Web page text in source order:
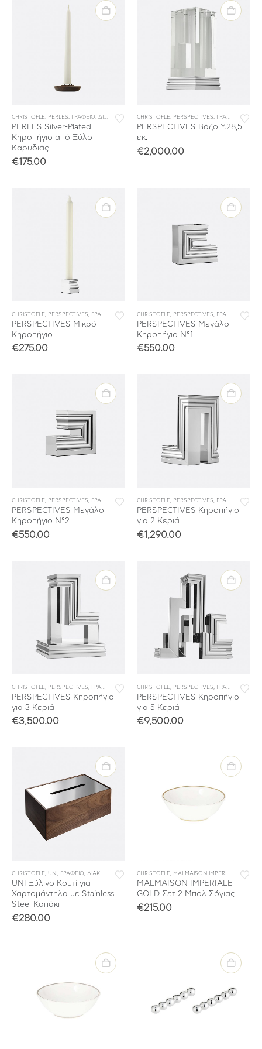
CHRISTOFLE, PERLES, ΓΡΑΦΕΙΟ, ΔΙΑΚΟΣΜΗΣΗ ,ΕΙΔΗ ΓΙΑ ΤΟ ΤΡΑΠΕΖΙ & ΤΗΝ ΚΟΥΖΙΝΑ,
PERLES Silver-Plated
Κηροπήγιο από Ξύλο
Καρυδιάς
€175.00
CHRISTOFLE, PERSPECTIVES, ΓΡΑΦΕΙΟ ,
PERSPECTIVES Βάζο Υ.28,5
εκ.
€2,000.00
CHRISTOFLE PERSPECTIVES ΓΡΑΦΕΙΟ , ΔΙΑΚΟΣΜΗΣΗ , ΣΠΙΤΙ ,ΣΥΛΛΟΓΕΣ
PERSPECTIVES Μικρό
Κηροπήγιο
€275.00
CHRISTOFLE PERSPECTIVES ΓΡΑΦΕΙΟ ,
PERSPECTIVES Μεγάλο
Κηροπήγιο N°1
€550.00
CHRISTOFLE, PERSPECTIVES, ΓΡΑΦΕΙΟ , ΔΙΑΚΟΣΜΗΣΗ ,ΣΠΙΤΙ ,ΣΥΛΛΟΓΕΣ
PERSPECTIVES Μεγάλο
Κηροπήγιο N°2
€550.00
CHRISTOFLE, PERSPECTIVES, ΓΡΑΦΕΙΟ ,
PERSPECTIVES Κηροπήγιο
για 2 Κεριά
€1,290.00
CHRISTOFLE PERSPECTIVES ΓΡΑΦΕΙΟ , ΔΙΑΚΟΣΜΗΣΗ,ΣΠΙΤΙ ,ΣΥΛΛΟΓΕΣ
PERSPECTIVES Κηροπήγιο
για 3 Κεριά
€3,500.00
CHRISTOFLE PERSPECTIVES ΓΡΑΦΕΙΟ ,
PERSPECTIVES Κηροπήγιο
για 5 Κεριά
€9,500.00
CHRISTOFLE, UNI , ΓΡΑΦΕΙΟ, ΔΙΑΚΟΣΜΗΣΗ ΣΠΙΤΙ, ΣΥΛΛΟΓΕΣ
UNI Ξύλινο Κουτί για
Χαρτομάντηλα με Stainless
Steel Καπάκι
€280.00
CHRISTOFLE, MALMAISON IMPÉRIALE
MALMAISON IMPERIALE
GOLD Σετ 2 Μπολ Σόγιας
€215.00